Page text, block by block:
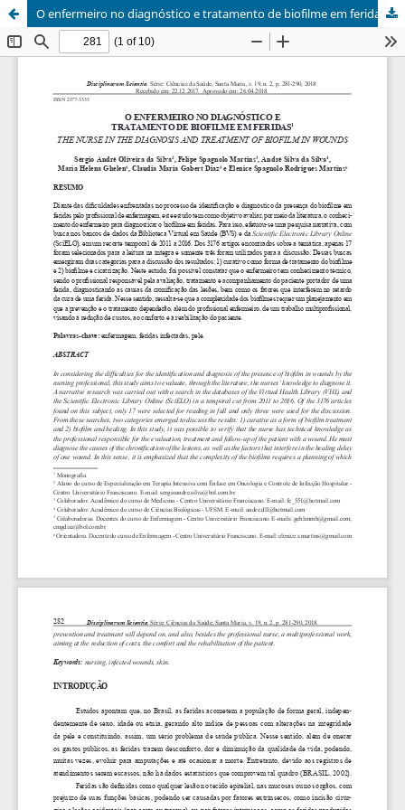
O enfermeiro no diagnóstico e tratamento de biofilme em feridas